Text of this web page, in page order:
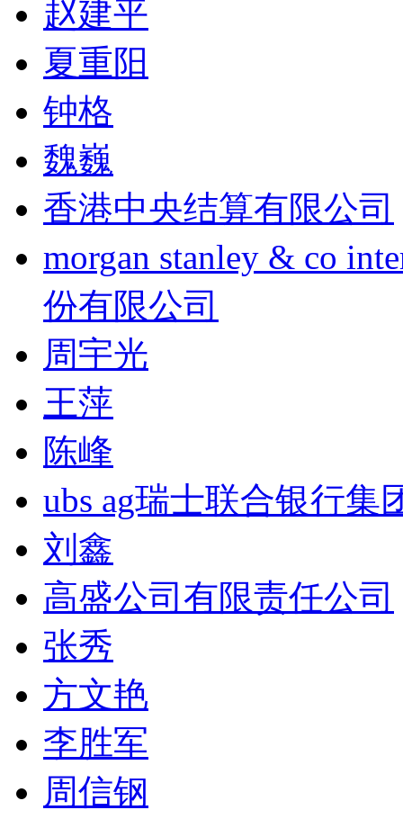
赵建平
夏重阳
钟格
魏巍
香港中央结算有限公司
morgan stanley & co
份有限公司
周宇光
王萍
陈峰
ubs ag瑞士联合银行集
刘鑫
高盛公司有限责任公司
张秀
方文艳
李胜军
周信钢